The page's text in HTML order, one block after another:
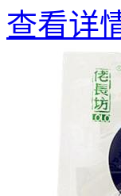
查看详